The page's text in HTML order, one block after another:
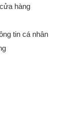
hàng
tin cá nhân